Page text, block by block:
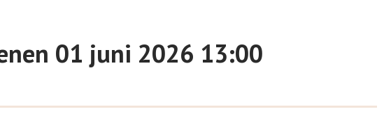
01 juni 2026 13:00